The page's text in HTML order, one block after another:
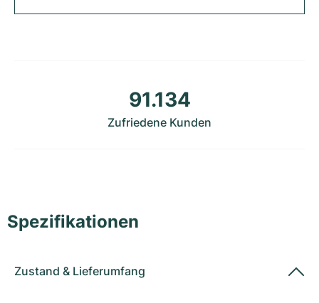
91.134
Zufriedene Kunden
Spezifikationen
Zustand & Lieferumfang